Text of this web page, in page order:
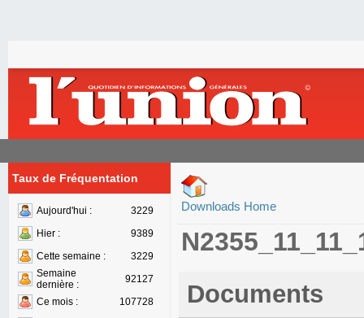
Taux de Fréquentation
Aujourd'hui :
3229
Hier :
9389
Cette semaine :
3229
Semaine
dernière :
92127
Ce mois :
107728
Downloads Home
Documents